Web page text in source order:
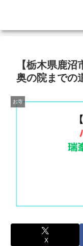
【栃木県鹿
奥の院までの
お寺
X